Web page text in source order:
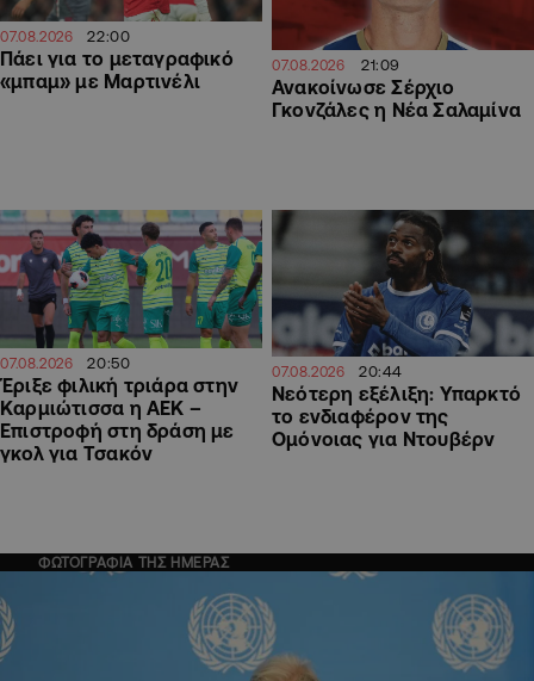
07.08.2026 22:00
Πάει για το μεταγραφικό
«μπαμ» με Μαρτινέλι
07.08.2026 21:09
Ανακοίνωσε Σέρχιο
Γκονζάλες η Νέα Σαλαμίνα
07.08.2026 20:50
Έριξε φιλική τριάρα στην
Καρμιώτισσα η ΑΕΚ –
Επιστροφή στη δράση με
γκολ για Τσακόν
07.08.2026 20:44
Νεότερη εξέλιξη: Υπαρκτό
το ενδιαφέρον της
Ομόνοιας για Ντουβέρν
ΦΩΤΟΓΡΑΦΙΑ ΤΗΣ ΗΜΕΡΑΣ